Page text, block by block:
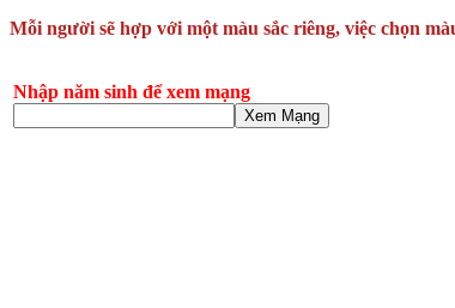
Mỗi người sẽ hợp với một màu sắc riêng, việc chọn
Nhập năm sinh để xem mạng
Xem Mạng